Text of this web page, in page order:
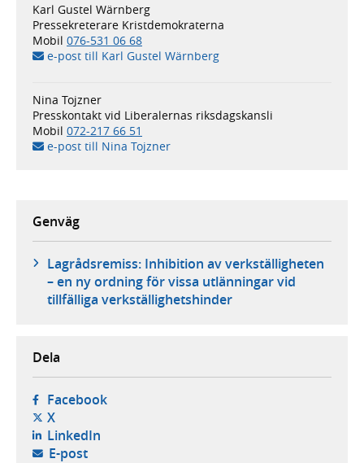
Karl Gustel Wärnberg
Pressekreterare Kristdemokraterna
Mobil 076-531 06 68
e-post till Karl Gustel Wärnberg
Nina Tojzner
Presskontakt vid Liberalernas riksdagskansli
Mobil 072-217 66 51
e-post till Nina Tojzner
Genväg
Lagrådsremiss: Inhibition av verkställigheten
– en ny ordning för vissa utlänningar vid
tillfälliga verkställighetshinder
Dela
Facebook- öppnas i ny flik, extern webbplats,
X- öppnas i ny flik, extern webbplats,
LinkedIn- öppnas i ny flik, extern webbplats,
E-post- öppnar din e-postklient,